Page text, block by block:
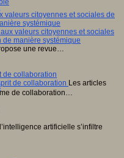
valeurs citoyennes et sociales de
systémique
une revue…
de collaboration
Les articles
de collaboration…
artificielle s’infiltre